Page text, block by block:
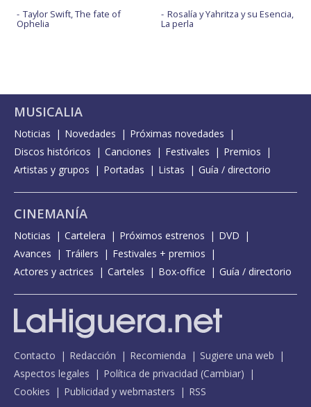
Taylor Swift, The fate of
Ophelia
Rosalía y Yahritza y su Esencia,
La perla
MUSICALIA
Noticias Novedades
Próximas novedades
Discos históricos
Canciones Festivales
Premios
Artistas y grupos
Portadas Listas Guía / directorio
CINEMANÍA
Noticias Cartelera Próximos estrenos
DVD
Avances
Tráilers
Festivales + premios
Actores y actrices
Carteles Box-office Guía / directorio
Contacto Redacción Recomienda
Sugiere una web
Aspectos legales
Política de privacidad (Cambiar)
Cookies
Publicidad y webmasters RSS